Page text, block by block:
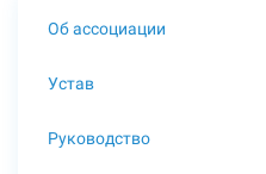
Об ассоциации
Устав
Руководство